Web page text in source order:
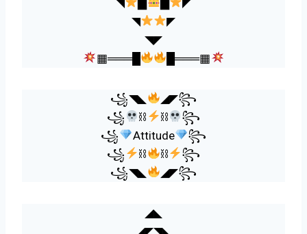
◥
◤
◥◤
▦═══█
█═══▦
꧁◥◣
◢◤꧂
꧁
⛓ ⛓
꧂
꧁
Attitude
꧂
꧁
⛓ ⛓
꧂
꧁◥◣
◢◤꧂
◢◣
◢◤◥◣